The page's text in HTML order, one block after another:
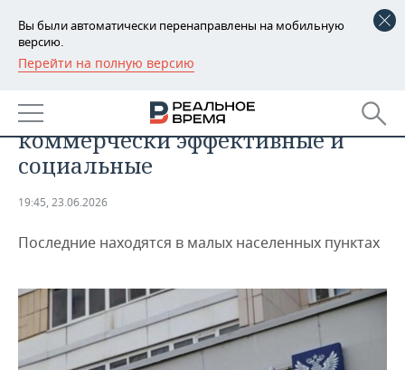
Вы были автоматически перенаправлены на мобильную
версию.
Перейти на полную версию
РЕГИОНЫ
БАШКОРТОСТАН
ТАТАРСТАН
НОВОСТИ
АНАЛИТИКА
ВУЗЫ ТАТАРСТАНА
КОМУ ПРИНАДЛЕЖАТ
БАНКИ
БЮДЖЕТ
ПРОМЫШЛЕННОСТИ
АГРОПРОМ
НОВОСТИ НЕДВИЖИМОСТИ
АВТО
НОВОСТИ АВТО
БИЗНЕС
могут разделить на
коммерчески эффективные и
социальные
19:45, 23.06.2026
Последние находятся в малых населенных пунктах